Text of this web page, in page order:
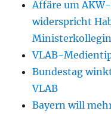
Affäre um
widerspricht
VLAB-
Bundestag
VLAB
Bayern will